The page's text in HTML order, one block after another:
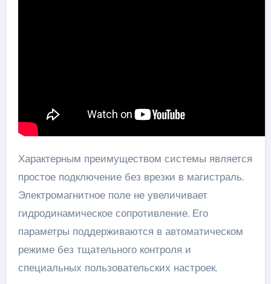
Характерным преимуществом системы является
простое подключение без врезки в магистраль.
Электромагнитное поле не увеличивает
гидродинамическое сопротивление. Его
параметры поддерживаются в автоматическом
режиме без тщательного контроля и
специальных пользовательских настроек.